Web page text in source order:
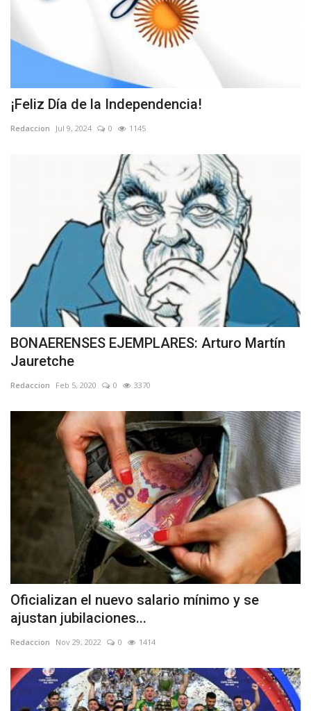
¡Feliz Día de la Independencia!
Redaccion Jul 9, 2024 0 1145
BONAERENSES EJEMPLARES: Arturo Martín
Jauretche
Redaccion Feb 5, 2020 0 3370
Oficializan el nuevo salario mínimo y se
ajustan jubilaciones...
Redaccion Nov 29, 2022 0 1414